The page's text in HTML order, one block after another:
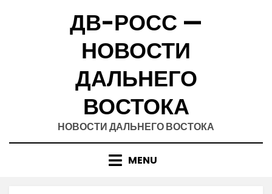
ДВ-РОСС —
НОВОСТИ
ДАЛЬНЕГО
ВОСТОКА
НОВОСТИ ДАЛЬНЕГО ВОСТОКА
MENU